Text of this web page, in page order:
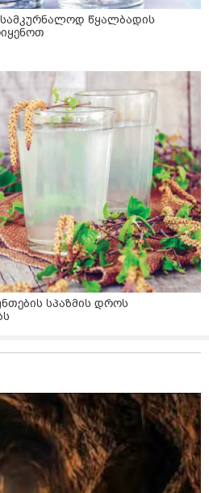
წყალბადის
სპაზმის დროს